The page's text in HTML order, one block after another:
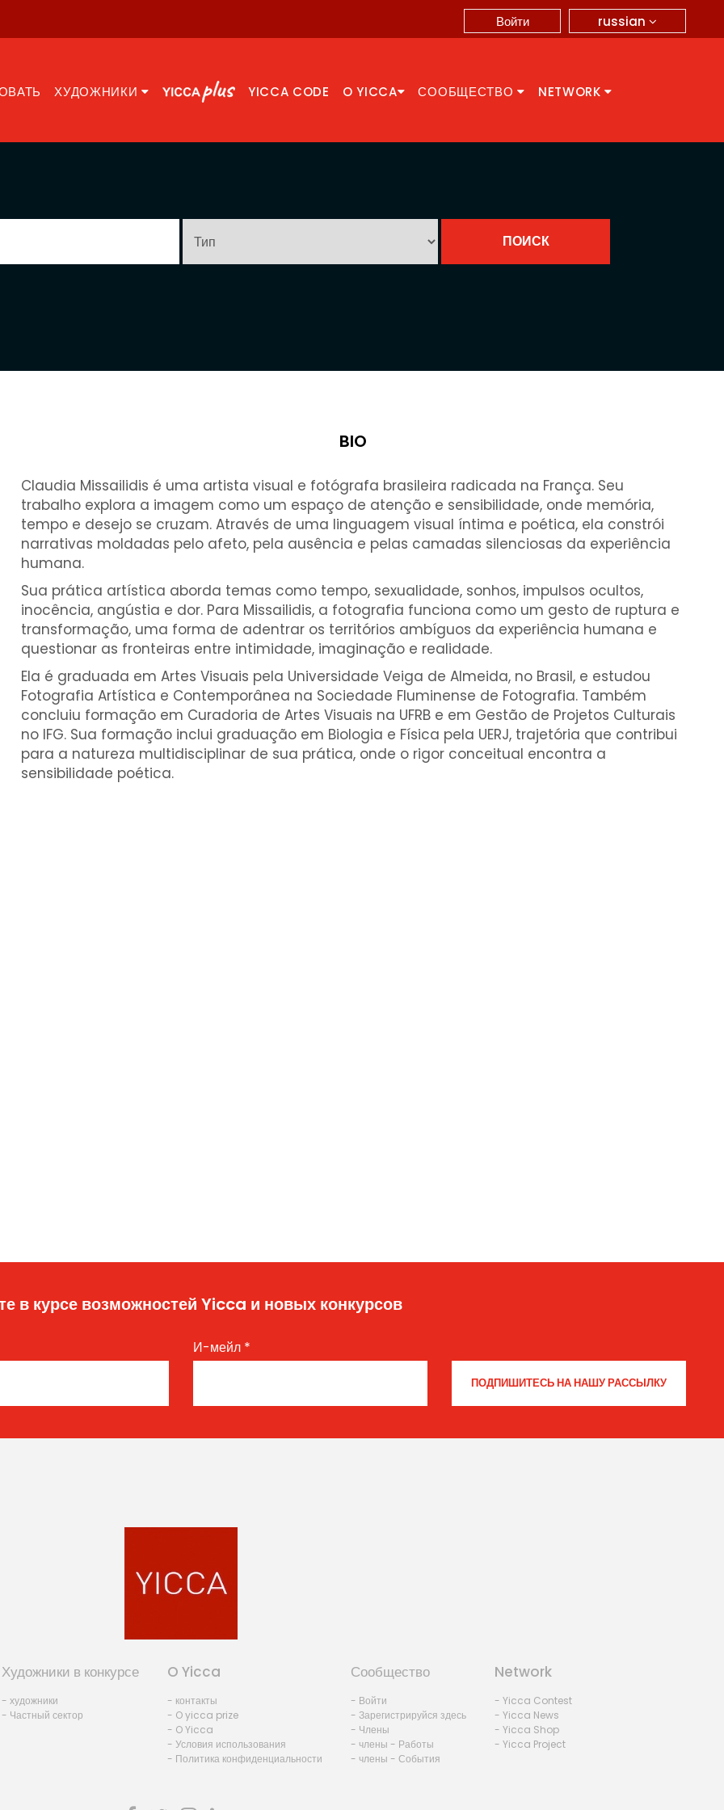
russian
Войти
ХУДОЖНИКИ YICCA CODE O YICCA СООБЩЕСТВО NETWORK
BIO
Claudia Missailidis é uma artista visual e fotógrafa brasileira radicada na França. Seu
trabalho explora a imagem como um espaço de atenção e sensibilidade, onde memória,
tempo e desejo se cruzam. Através de uma linguagem visual íntima e poética, ela constrói
narrativas moldadas pelo afeto, pela ausência e pelas camadas silenciosas da experiência
humana.
Sua prática artística aborda temas como tempo, sexualidade, sonhos, impulsos ocultos,
inocência, angústia e dor. Para Missailidis, a fotografia funciona como um gesto de ruptura e
transformação, uma forma de adentrar os territórios ambíguos da experiência humana e
questionar as fronteiras entre intimidade, imaginação e realidade.
Ela é graduada em Artes Visuais pela Universidade Veiga de Almeida, no Brasil, e estudou
Fotografia Artística e Contemporânea na Sociedade Fluminense de Fotografia. Também
concluiu formação em Curadoria de Artes Visuais na UFRB e em Gestão de Projetos Culturais
no IFG. Sua formação inclui graduação em Biologia e Física pela UERJ, trajetória que contribui
para a natureza multidisciplinar de sua prática, onde o rigor conceitual encontra a
sensibilidade poética.
в курсе возможностей Yicca и новых конкурсов
И-мейл *
Художники в конкурсе
- художники
- Частный сектор
O Yicca
- контакты
- O yicca prize
- O Yicca
- Условия использования
- Политика конфиденциальности
Сообщество
- Войти
- Зарегистрируйся здесь
- Члены
- члены - Работы
- члены - События
Network
- Yicca Contest
- Yicca News
- Yicca Shop
- Yicca Project